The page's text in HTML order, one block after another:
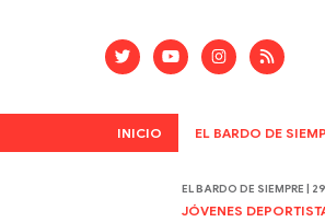
INICIO EL BARDO DE
EL BARDO DE SIEMPRE |
JÓVENES